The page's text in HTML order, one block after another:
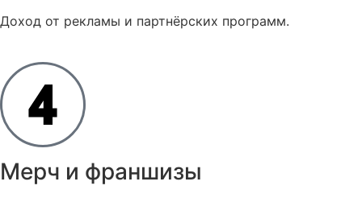
Доход от рекламы и партнёрских программ.
Мерч и франшизы